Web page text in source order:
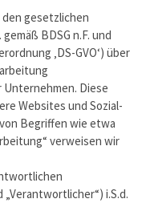
gesetzlichen
BDSG n.F. und
‚DS-GVO‘) über
Diese
Websites und Sozial-
Begriffen wie etwa
verweisen wir
i.S.d.